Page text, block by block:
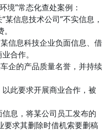
境”常态化查处案例：
某信息技术公司”不实信息，
信息科技企业负面信息、借
合作。
企的产品质量名誉，并持续
此要求开展商业合作，被
息，将某公司员工发布的
要求其删除时借机索要删稿